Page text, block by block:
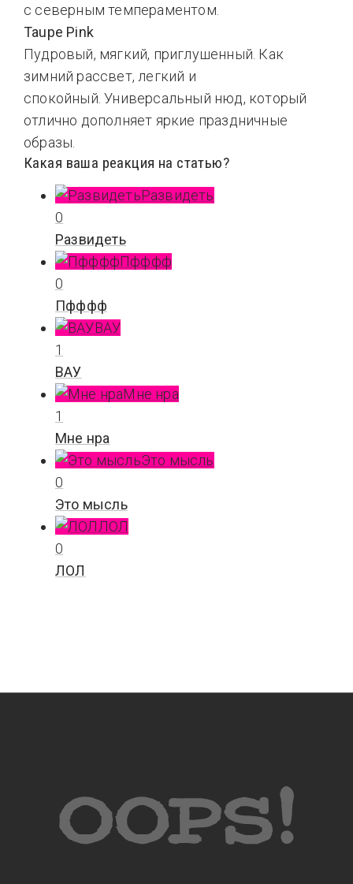
с северным темпераментом.
Taupe Pink
Пудровый, мягкий, приглушенный. Как
зимний рассвет, легкий и
спокойный. Универсальный нюд, который
отлично дополняет яркие праздничные
образы.
Какая ваша реакция на статью?
Развидеть
0
Развидеть
Пфффф
0
Пфффф
ВАУ
1
ВАУ
Мне нра
1
Мне нра
Это мысль
0
Это мысль
ЛОЛ
0
ЛОЛ